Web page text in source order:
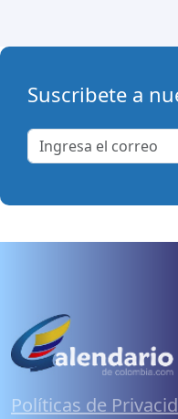
Suscribete a
Políticas de